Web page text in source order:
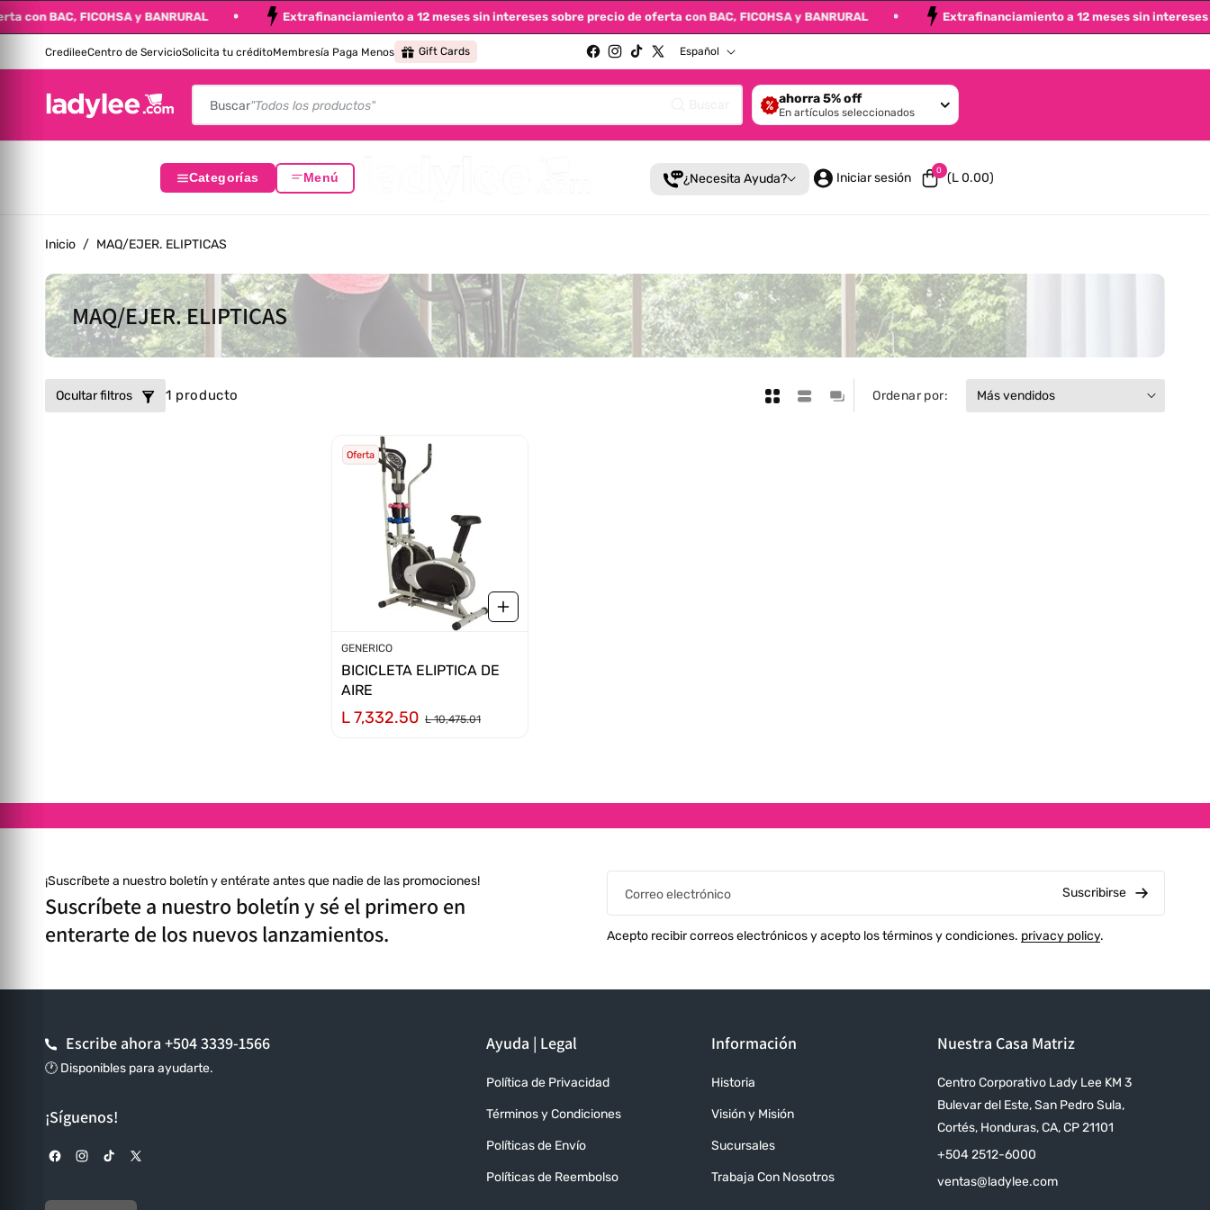
Al Contenido
con BAC, FICOHSA y BANRURAL Extrafinanciamiento a 12 meses sin intereses sobre precio de oferta con BAC, FICOHSA y BANRURAL Extrafinanciamiento a 12 meses sin
CredileeCentro de ServicioSolicita tu créditoMembresía Paga Menos Gift Cards Facebook
Instagram
TikTokX (Twitter)
Idioma
Español
Buscar"Todos los productos" ahorra 5% off
En artículos seleccionados
Categorías Menú ¿Necesita Ayuda? Iniciar sesión (L 0.00)
0
0 artículos
Inicio / MAQ/EJER. ELIPTICAS
Colección:
MAQ/EJER. ELIPTICAS
Ocultar filtros 1 producto Ordenar por:
Oferta
Proveedor:
GENERICO
BICICLETA ELIPTICA DE
AIRE
L 7,332.50 L 10,475.01
¡Suscríbete a nuestro boletín y entérate antes que nadie de las promociones!
Suscríbete a nuestro boletín y sé el primero en
enterarte de los nuevos lanzamientos.
Correo electrónico Suscribirse
Acepto recibir correos electrónicos y acepto los términos y condiciones. privacy policy.
Escribe ahora +504 3339-1566
🕐 Disponibles para ayudarte.
¡Síguenos!
Ayuda | Legal
Política de Privacidad
Términos y Condiciones
Políticas de Envío
Políticas de Reembolso
Información
Historia
Visión y Misión
Sucursales
Trabaja Con Nosotros
Nuestra Casa Matriz
Centro Corporativo Lady Lee KM 3
Bulevar del Este, San Pedro Sula,
Cortés, Honduras, CA, CP 21101
+504 2512-6000
ventas@ladylee.com